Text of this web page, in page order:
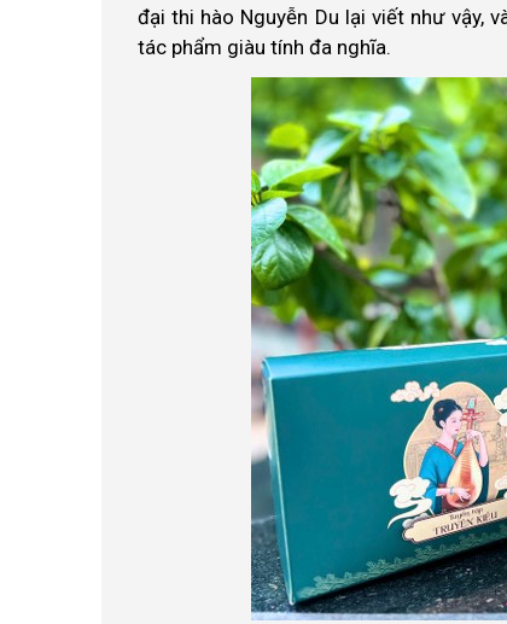
đại thi hào Nguyễn Du lại viết như vậy,
tác phẩm giàu tính đa nghĩa.